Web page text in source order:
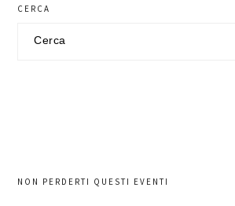
CERCA
NON PERDERTI QUESTI EVENTI